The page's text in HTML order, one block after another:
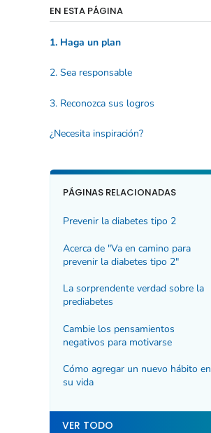
EN ESTA PÁGINA
1. Haga un plan
2. Sea responsable
3. Reconozca sus logros
¿Necesita inspiración?
PÁGINAS RELACIONADAS
Prevenir la diabetes tipo 2
Acerca de "Va en camino para
prevenir la diabetes tipo 2"
La sorprendente verdad sobre la
prediabetes
Cambie los pensamientos
negativos para motivarse
Cómo agregar un nuevo hábito en
su vida
VER TODO